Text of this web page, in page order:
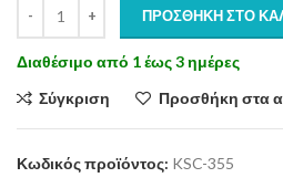
ΠΡΟΣΘΉΚΗ ΣΤΟ
Διαθέσιμο από 1 έως 3 ημέρες
Σύγκριση
Προσθήκη στα
Κωδικός προϊόντος: KSC-355